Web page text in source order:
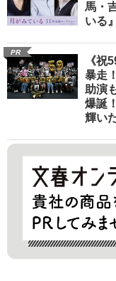
馬・
いる
PR
《祝
暴走
助演
爆誕
輝い